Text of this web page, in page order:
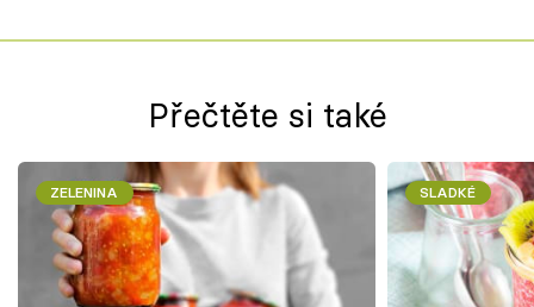
Přečtěte si také
ZELENINA SLADKÉ